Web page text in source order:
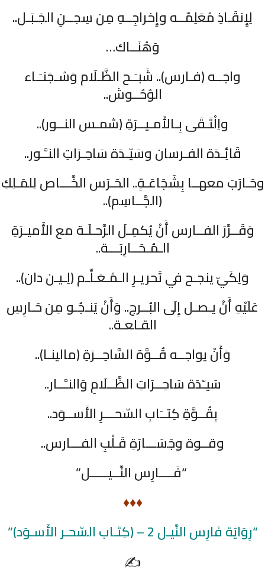
لِإِنقَـاذِ مُعَلِمّــه وإِخراجِــهِ مِن سِجــنِ الجَـبَـل..
وَهُنَــاك…
واجــه (فـارس).. شَبـَـح الظَّـلَام وَسُـجَنـَـاء
الوُحُــوش..
واِلْتَـقَى بِـالأَمـيــرَةِ (شمـس النــور)..
قَائِـدَة الفـرسان وسَيّـدَة سَاحِـرَاتِ النـَّـور..
وحَـارَبَ معهــا بِشَجَاعَـةٍ.. الحَـرَس الخَّـــاص لِلمَـلِكِ
(الجَّــاسِم)..
وَقَــرَّرَ الفــارس أَنْ يُكمِـلَ الرَّحـلَـة مع الأَميـرَةِ
الـمُـحَــارِبَـــة..
وَلِكَيّ ينجـح في تَحريـرِ الـمُـعَـلِّـم (لِـيـن دان)..
عَلَيْهِ أَنْ يـصـل إِلَى البُــرج.. وَأَنْ يَنـجُـو مِن حَـارِسِ
القـلعـة..
وَأَنْ يواجــه قُــوَّة السَّاحِــرَةِ (مالينـا)..
سَيـّدَة سَاحِــرَاتِ الظَّــلَامِ وَالنـَّــار..
بِقُــوَّةِ كِتــَابِ السّحـــرِ الأَســوَد..
وقــوة وجَسَـــارَةِ قَـلْبِ الفـــارس..
“فَــــارِس النَّــيـــــل”
♦♦♦
“رِوَايَة فَارِس النَّيـل 2 – (كِتَـاب السّحـر الأَسـوَد)”
✍️